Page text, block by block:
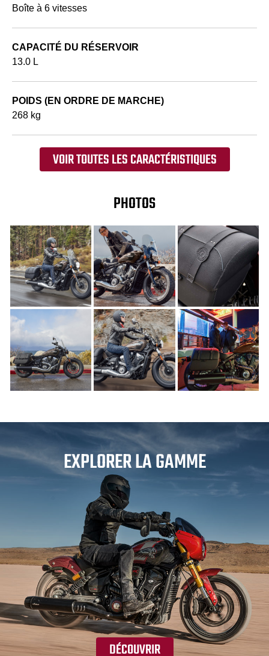
Boîte à 6 vitesses
CAPACITÉ DU RÉSERVOIR
13.0 L
POIDS (EN ORDRE DE MARCHE)
268 kg
VOIR TOUTES LES CARACTÉRISTIQUES
PHOTOS
EXPLORER LA GAMME
DÉCOUVRIR